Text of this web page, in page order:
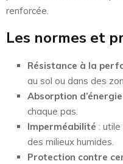
renforcée.
Les normes et
Résistance à la
au sol ou dans des
Absorption
chaque pas.
Imperméabilité :
des milieux humides.
Protection contre